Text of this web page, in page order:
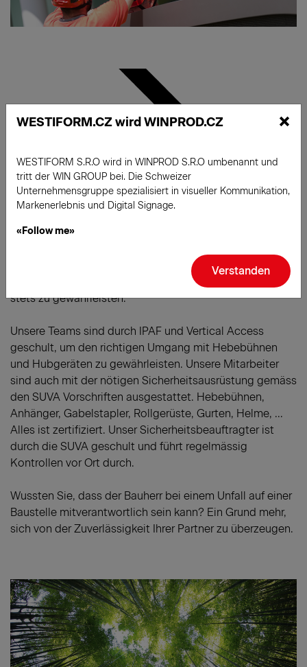
Sicherheit
setzen wir alles daran, die Sicherheit unserer Mitarbeiter
und Kunden während unserer verschiedenen Mandate
stets zu gewährleisten.
Unsere Teams sind durch IPAF und Vertical Access
geschult, um den richtigen Umgang mit Hebebühnen
und Hubgeräten zu gewährleisten. Unsere Mitarbeiter
sind auch mit der nötigen Sicherheitsausrüstung gemäss
den SUVA Vorschriften ausgestattet. Hebebühnen,
Anhänger, Gabelstapler, Rollgerüste, Gurten, Helme, ...
Alles ist zertifiziert. Unser Sicherheitsbeauftragter ist
durch die SUVA geschult und führt regelmässig
Kontrollen vor Ort durch.
Wussten Sie, dass der Bauherr bei einem Unfall auf einer
Baustelle mitverantwortlich sein kann? Ein Grund mehr,
sich von der Zuverlässigkeit Ihrer Partner zu überzeugen.
WESTIFORM.CZ wird WINPROD.CZ ×
WESTIFORM S.R.O wird in WINPROD S.R.O umbenannt und
tritt der WIN GROUP bei. Die Schweizer
Unternehmensgruppe spezialisiert in visueller Kommunikation,
Markenerlebnis und Digital Signage.
«Follow me»
Verstanden